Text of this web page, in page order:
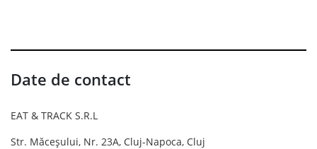
Date de contact
EAT & TRACK S.R.L
Str. Măceșului, Nr. 23A, Cluj-Napoca, Cluj